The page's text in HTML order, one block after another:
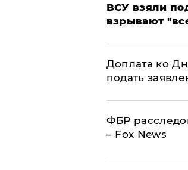
ВСУ взяли
взрывают
Доплата ко
подать
ФБР
– Fox News